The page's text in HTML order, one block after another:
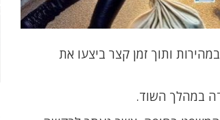
ותוך זמן קצר ביצעו את
במהלך השוד.